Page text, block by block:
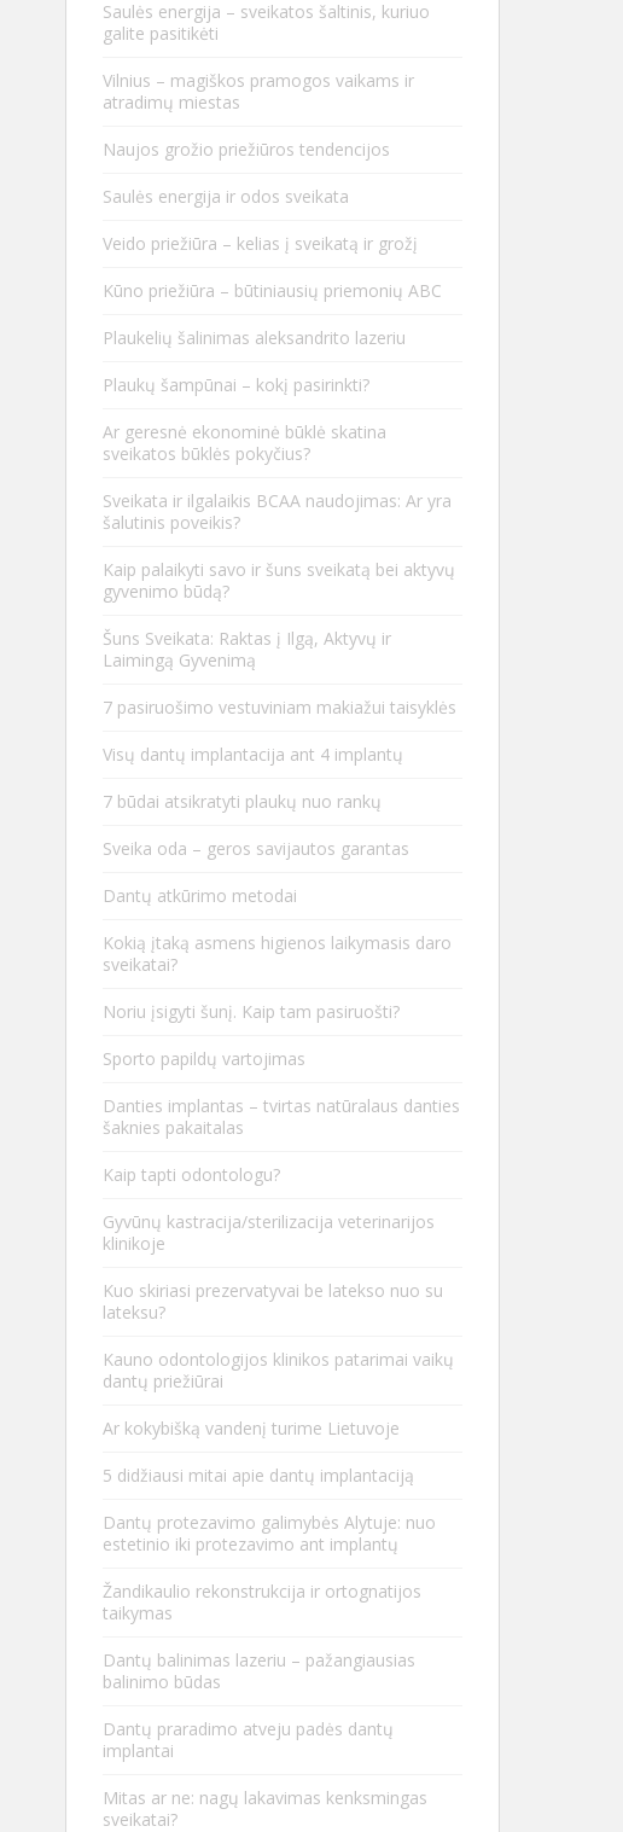
Saulės energija – sveikatos šaltinis, kuriuo
galite pasitikėti
Vilnius – magiškos pramogos vaikams ir
atradimų miestas
Naujos grožio priežiūros tendencijos
Saulės energija ir odos sveikata
Veido priežiūra – kelias į sveikatą ir grožį
Kūno priežiūra – būtiniausių priemonių ABC
Plaukelių šalinimas aleksandrito lazeriu
Plaukų šampūnai – kokį pasirinkti?
Ar geresnė ekonominė būklė skatina
sveikatos būklės pokyčius?
Sveikata ir ilgalaikis BCAA naudojimas: Ar yra
šalutinis poveikis?
Kaip palaikyti savo ir šuns sveikatą bei aktyvų
gyvenimo būdą?
Šuns Sveikata: Raktas į Ilgą, Aktyvų ir
Laimingą Gyvenimą
7 pasiruošimo vestuviniam makiažui taisyklės
Visų dantų implantacija ant 4 implantų
7 būdai atsikratyti plaukų nuo rankų
Sveika oda – geros savijautos garantas
Dantų atkūrimo metodai
Kokią įtaką asmens higienos laikymasis daro
sveikatai?
Noriu įsigyti šunį. Kaip tam pasiruošti?
Sporto papildų vartojimas
Danties implantas – tvirtas natūralaus danties
šaknies pakaitalas
Kaip tapti odontologu?
Gyvūnų kastracija/sterilizacija veterinarijos
klinikoje
Kuo skiriasi prezervatyvai be latekso nuo su
lateksu?
Kauno odontologijos klinikos patarimai vaikų
dantų priežiūrai
Ar kokybišką vandenį turime Lietuvoje
5 didžiausi mitai apie dantų implantaciją
Dantų protezavimo galimybės Alytuje: nuo
estetinio iki protezavimo ant implantų
Žandikaulio rekonstrukcija ir ortognatijos
taikymas
Dantų balinimas lazeriu – pažangiausias
balinimo būdas
Dantų praradimo atveju padės dantų
implantai
Mitas ar ne: nagų lakavimas kenksmingas
sveikatai?